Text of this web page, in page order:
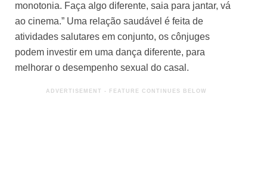
monotonia. Faça algo diferente, saia para jantar, vá
ao cinema.” Uma relação saudável é feita de
atividades salutares em conjunto, os cônjuges
podem investir em uma dança diferente, para
melhorar o desempenho sexual do casal.